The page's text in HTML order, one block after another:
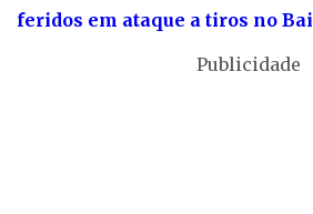
feridos em ataque a tiros no
Publicidade